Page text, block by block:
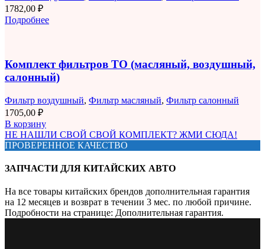
1782,00 ₽
Подробнее
Комплект фильтров ТО (масляный, воздушный,
салонный)
Фильтр воздушный, Фильтр масляный, Фильтр салонный
1705,00 ₽
В корзину
НЕ НАШЛИ СВОЙ СВОЙ КОМПЛЕКТ? ЖМИ СЮДА!
ПРОВЕРЕННОЕ КАЧЕСТВО
ЗАПЧАСТИ ДЛЯ КИТАЙСКИХ АВТО
На все товары китайских брендов дополнительная гарантия
на 12 месяцев и возврат в течении 3 мес. по любой причине.
Подробности на странице: Дополнительная гарантия.